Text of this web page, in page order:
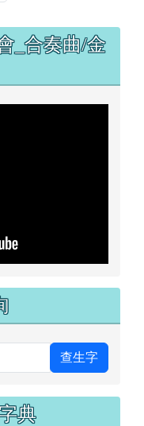
_合奏曲/金
查生字
典